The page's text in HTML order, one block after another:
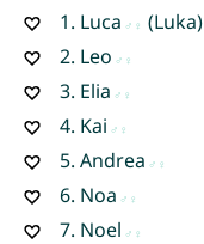
1. Luca
(Luka)
2. Leo
3. Elia
4. Kai
5. Andrea
6. Noa
7. Noel